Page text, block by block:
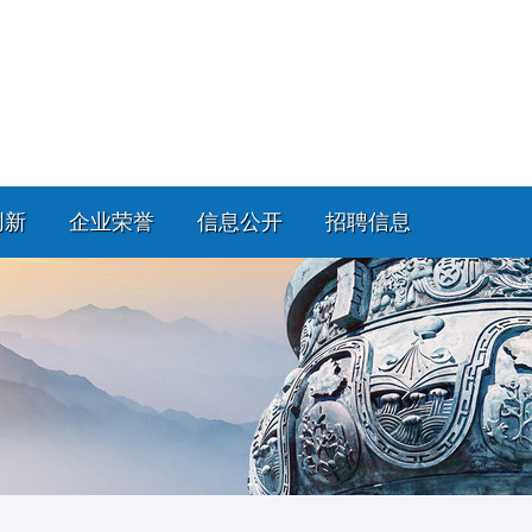
新 企业荣誉 信息公开 招聘信息